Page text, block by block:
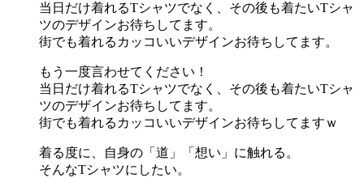
当日だけ着れるTシャツでなく、その後も着たいTシャ
ツのデザインお待ちしてます。
街でも着れるカッコいいデザインお待ちしてます。
もう一度言わせてください！
当日だけ着れるTシャツでなく、その後も着たいTシャ
ツのデザインお待ちしてます。
街でも着れるカッコいいデザインお待ちしてますｗ
着る度に、自身の「道」「想い」に触れる。
そんなTシャツにしたい。